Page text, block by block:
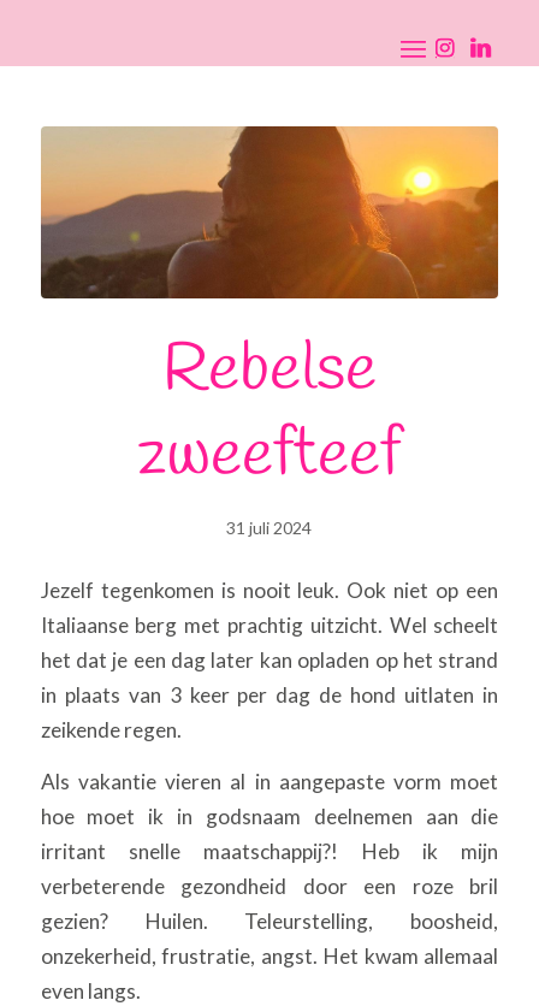
Rebelse
zweefteef
31 juli 2024
Jezelf tegenkomen is nooit leuk. Ook niet op een
Italiaanse berg met prachtig uitzicht. Wel scheelt
het dat je een dag later kan opladen op het strand
in plaats van 3 keer per dag de hond uitlaten in
zeikende regen.
Als vakantie vieren al in aangepaste vorm moet
hoe moet ik in godsnaam deelnemen aan die
irritant snelle maatschappij?! Heb ik mijn
verbeterende gezondheid door een roze bril
gezien? Huilen. Teleurstelling, boosheid,
onzekerheid, frustratie, angst. Het kwam allemaal
even langs.